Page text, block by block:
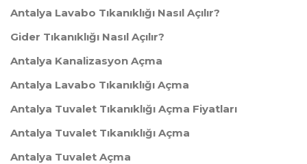
Antalya Lavabo Tıkanıklığı Nasıl Açılır?
Gider Tıkanıklığı Nasıl Açılır?
Antalya Kanalizasyon Açma
Antalya Lavabo Tıkanıklığı Açma
Antalya Tuvalet Tıkanıklığı Açma Fiyatları
Antalya Tuvalet Tıkanıklığı Açma
Antalya Tuvalet Açma